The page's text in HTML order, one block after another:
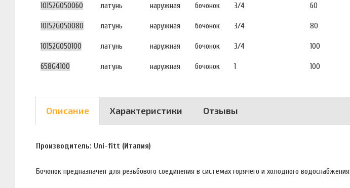
10152G050060 латунь наружная бочонок 3/4 60
10152G050080 латунь наружная бочонок 3/4 80
10152G050100 латунь наружная бочонок 3/4 100
658G4100 латунь наружная бочонок 1 100
Описание Характеристики Отзывы
Производитель: Uni-fitt (Италия)
Бочонок предназначен для резьбового соединения в системах горячего и холодного водоснабжения